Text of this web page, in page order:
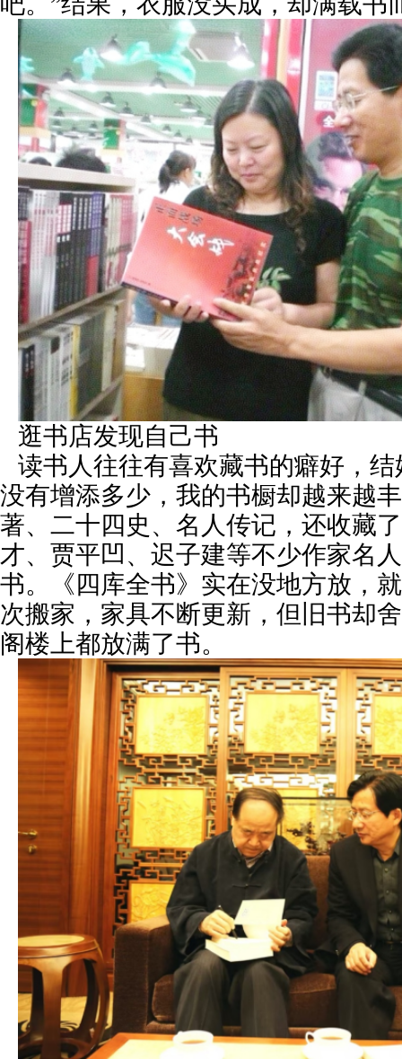
逛书店发现自己书
读书人往往有喜欢藏书的癖好，
没有增添多少，我的书橱却越来越
著、二十四史、名人传记，还收藏
才、贾平凹、迟子建等不少作家名
书。《四库全书》实在没地方放，
次搬家，家具不断更新，但旧书却
阁楼上都放满了书。